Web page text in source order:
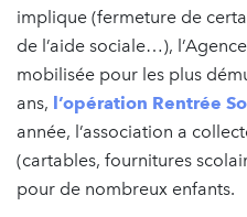
implique (fermeture de
de l’aide sociale…),
mobilisée pour les plus
ans, l’opération Rentrée
année, l’association a
(cartables, fournitures
pour de nombreux enfants.